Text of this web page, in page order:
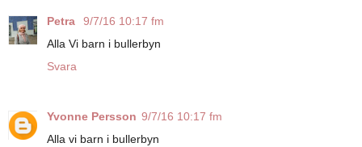
Petra
9/7/16 10:17 fm
Alla Vi barn i bullerbyn
Svara
Yvonne Persson 9/7/16 10:17 fm
Alla vi barn i bullerbyn